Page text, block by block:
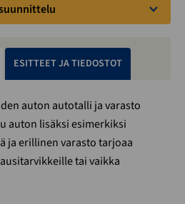
ESITTEET JA TIEDOSTOT
auton autotalli ja varasto
auton lisäksi esimerkiksi
ja erillinen varasto tarjoaa
tai vaikka